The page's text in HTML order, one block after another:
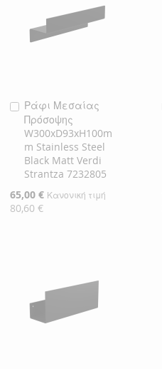
Ράφι Μεσαίας
Πρόσοψης
W300xD93xH100m
m Stainless Steel
Black Matt Verdi
Strantza 7232805
Ειδική
Τιμή
65,00 € Κανονική τιμή
80,60 €
Προσθήκη
στο
Καλάθι